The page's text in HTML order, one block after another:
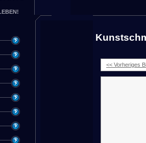
<< Vorheriges